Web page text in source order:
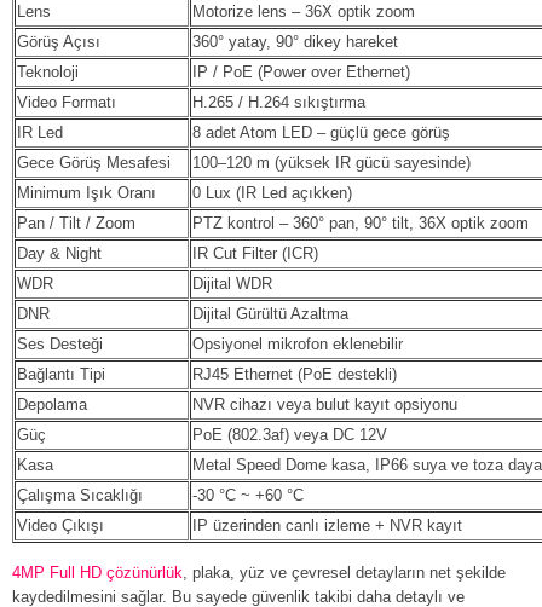
Lens
Motorize lens – 36X optik zoom
Görüş Açısı
360° yatay, 90° dikey hareket
Teknoloji
IP / PoE (Power over Ethernet)
Video Formatı
H.265 / H.264 sıkıştırma
IR Led
8 adet Atom LED – güçlü gece görüş
Gece Görüş Mesafesi
100–120 m (yüksek IR gücü sayesinde)
Minimum Işık Oranı
0 Lux (IR Led açıkken)
Pan / Tilt / Zoom
PTZ kontrol – 360° pan, 90° tilt, 36X optik zoom
Day & Night
IR Cut Filter (ICR)
WDR
Dijital WDR
DNR
Dijital Gürültü Azaltma
Ses Desteği
Opsiyonel mikrofon eklenebilir
Bağlantı Tipi
RJ45 Ethernet (PoE destekli)
Depolama
NVR cihazı veya bulut kayıt opsiyonu
Güç
PoE (802.3af) veya DC 12V
Kasa
Metal Speed Dome kasa, IP66 suya ve toza
Çalışma Sıcaklığı
-30 °C ~ +60 °C
Video Çıkışı
IP üzerinden canlı izleme + NVR kayıt
4MP Full HD çözünürlük , plaka, yüz ve çevresel detayların net şekilde
kaydedilmesini sağlar. Bu sayede güvenlik takibi daha detaylı ve